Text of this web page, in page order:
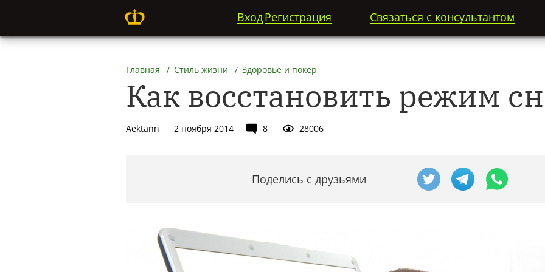
ВходРегистрация Связаться с консультантом
Главная Стиль жизни Здоровье и покер
Как восстановить режим
Aektann 2 ноября 2014 8 28006
Поделись с друзьями